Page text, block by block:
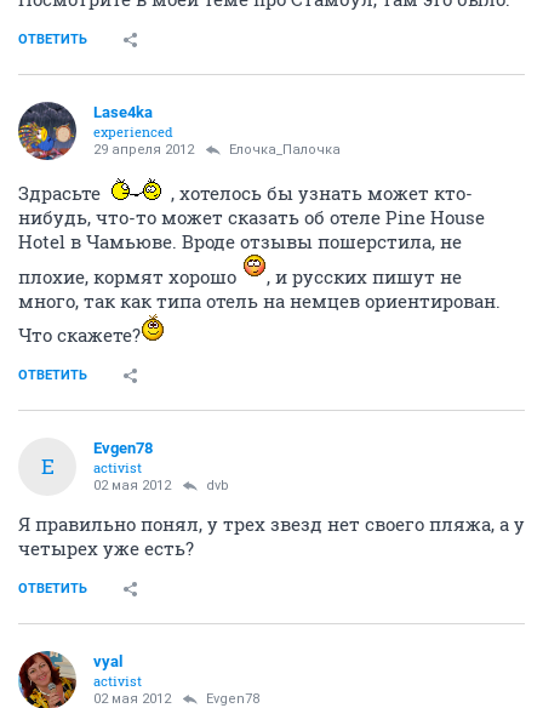
ОТВЕТИТЬ
Lase4ka
experienced
29 апреля 2012 Ёлочка_Палочка
Здрасьте
, хотелось бы узнать может кто-
нибудь, что-то может сказать об отеле Pine House
Hotel в Чамьюве. Вроде отзывы пошерстила, не
плохие, кормят хорошо
, и русских пишут не
много, так как типа отель на немцев ориентирован.
Что скажете?
ОТВЕТИТЬ
E
Evgen78
activist
02 мая 2012 dvb
Я правильно понял, у трех звезд нет своего пляжа, а у
четырех уже есть?
ОТВЕТИТЬ
vyal
activist
02 мая 2012 Evgen78